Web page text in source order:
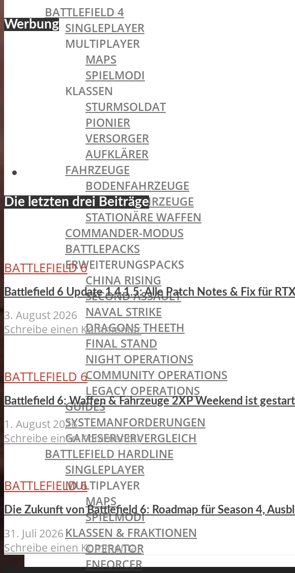
BATTLEFIELD 4
SINGLEPLAYER
MULTIPLAYER
MAPS
SPIELMODI
KLASSEN
STURMSOLDAT
PIONIER
VERSORGER
AUFKLÄRER
FAHRZEUGE
BODENFAHRZEUGE
WASSERFAHRZEUGE
STATIONÄRE WAFFEN
COMMANDER-MODUS
BATTLEPACKS
ERWEITERUNGSPACKS
CHINA RISING
SECOND ASSAULT
NAVAL STRIKE
DRAGONS THEETH
FINAL STAND
NIGHT OPERATIONS
COMMUNITY OPERATIONS
LEGACY OPERATIONS
GUIDES
SYSTEMANFORDERUNGEN
GAMESERVERVERGLEICH
BATTLEFIELD HARDLINE
SINGLEPLAYER
MULTIPLAYER
MAPS
SPIELMODI
KLASSEN & FRAKTIONEN
OPERATOR
ENFORCER
Werbung
Die letzten drei Beiträge
BATTLEFIELD 6
Battlefield 6 Update 1.4.1.5: Alle Patch Notes & Fix für
3. August 2026
Schreibe einen Kommentar
BATTLEFIELD 6
Battlefield 6: Waffen & Fahrzeuge 2XP Weekend ist
1. August 2026
Schreibe einen Kommentar
BATTLEFIELD 6
Die Zukunft von Battlefield 6: Roadmap für Season 4,
31. Juli 2026
Schreibe einen Kommentar